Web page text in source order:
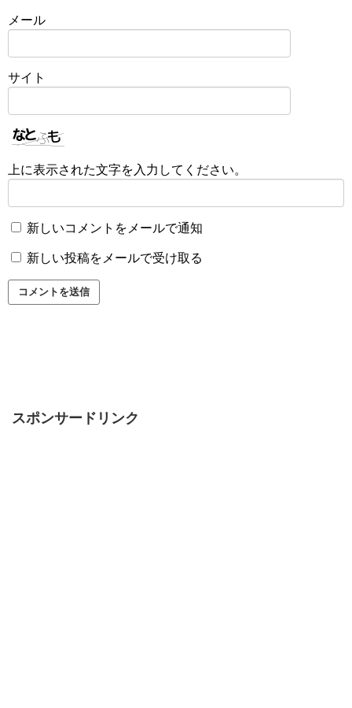
メール
サイト
上に表示された文字を入力してください。
新しいコメントをメールで通知
新しい投稿をメールで受け取る
スポンサードリンク